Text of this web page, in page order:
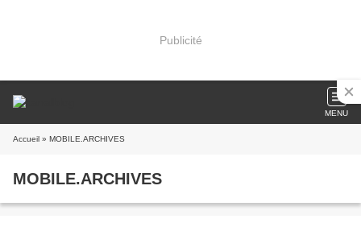
Publicité
MENU
Accueil » MOBILE.ARCHIVES
MOBILE.ARCHIVES